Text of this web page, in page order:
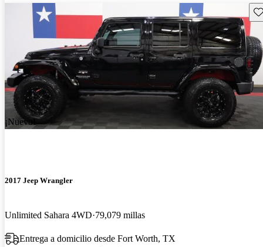
¡Nuevo!
2017 Jeep Wrangler
Unlimited Sahara 4WD 79,079 millas
Entrega a domicilio desde Fort Worth, TX